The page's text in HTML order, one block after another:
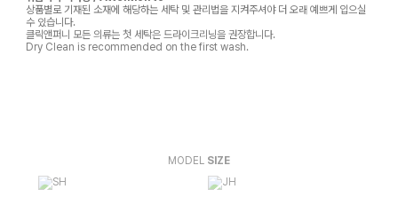
상품별로 기재된 소재에 해당하는 세탁 및 관리법을 지켜주셔야 더 오래 예쁘게 입으실
수 있습니다.
클릭앤퍼니 모든 의류는 첫 세탁은 드라이크리닝을 권장합니다.
Dry Clean is recommended on the first wash.
MODEL SIZE